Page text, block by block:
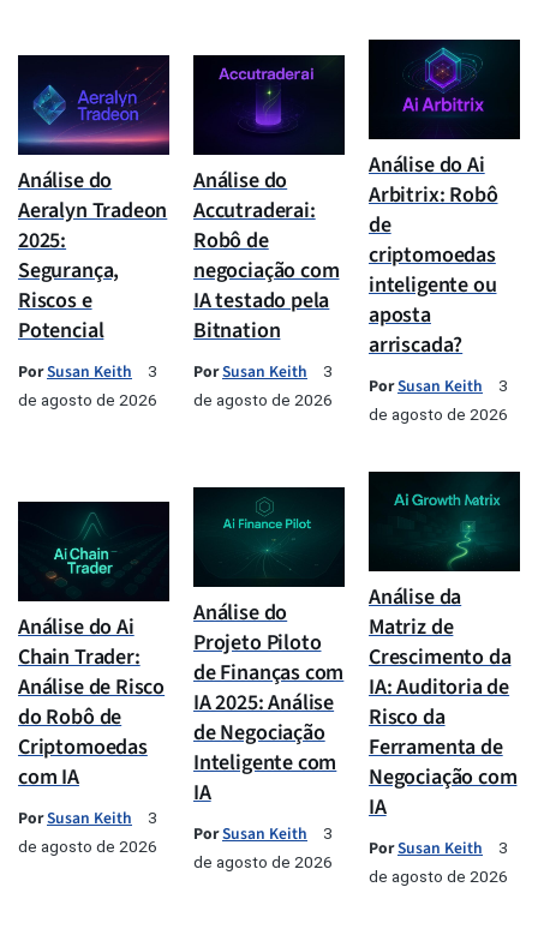
Análise do
Aeralyn Tradeon
2025:
Segurança,
Riscos e
Potencial
PorSusan Keith
3
de agosto de 2026
Análise do
Accutraderai:
Robô de
negociação com
IA testado pela
Bitnation
PorSusan Keith
3
de agosto de 2026
Análise do Ai
Arbitrix: Robô
de
criptomoedas
inteligente ou
aposta
arriscada?
PorSusan Keith
3
de agosto de 2026
Análise do Ai
Chain Trader:
Análise de Risco
do Robô de
Criptomoedas
com IA
PorSusan Keith
3
de agosto de 2026
Análise do
Projeto Piloto
de Finanças com
IA 2025: Análise
de Negociação
Inteligente com
IA
PorSusan Keith
3
de agosto de 2026
Análise da
Matriz de
Crescimento da
IA: Auditoria de
Risco da
Ferramenta de
Negociação com
IA
PorSusan Keith
3
de agosto de 2026